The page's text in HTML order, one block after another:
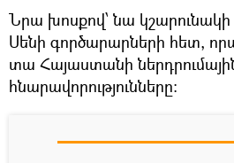
Նրա խոսքով՝ նա
Սենի գործարարների հետ,
տա Հայաստանի
հնարավորությունները: